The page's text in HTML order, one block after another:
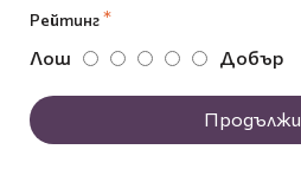
Рейтинг
Лош Добър
Продължи